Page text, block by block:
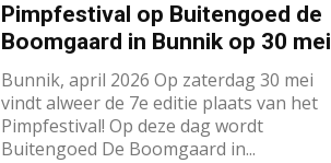
Pimpfestival op Buitengoed de
Boomgaard in Bunnik op 30 mei
Bunnik, april 2026 Op zaterdag 30 mei
vindt alweer de 7e editie plaats van het
Pimpfestival! Op deze dag wordt
Buitengoed De Boomgaard in...